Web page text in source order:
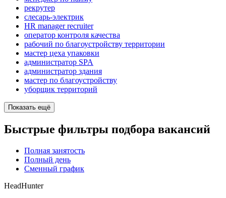
рекрутер
слесарь-электрик
HR manager recruiter
оператор контроля качества
рабочий по благоустройству территории
мастер цеха упаковки
администратор SPA
администратор здания
мастер по благоустройству
уборщик территорий
Показать ещё
Быстрые фильтры подбора вакансий
Полная занятость
Полный день
Сменный график
HeadHunter